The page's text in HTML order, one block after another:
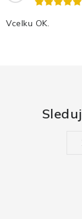
Vcelku OK.